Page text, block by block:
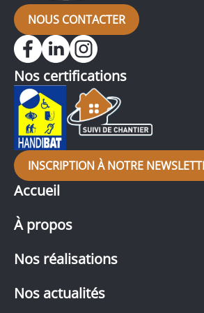
NOUS CONTACTER
Accueil
À propos
Nos réalisations
Nos actualités
Nos certifications
INSCRIPTION À NOTRE